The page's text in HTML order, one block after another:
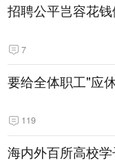
招聘公平岂容花
7
要给全体职工"应
119
海内外百所高校